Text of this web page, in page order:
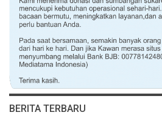
BERITA TERBARU